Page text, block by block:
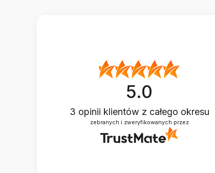
5.0
3 opinii klientów z całego okresu
zebranych i zweryfikowanych przez